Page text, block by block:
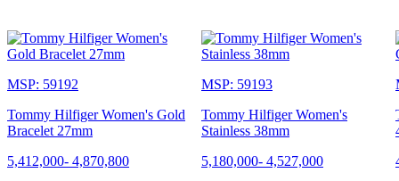
MSP: 59192
Tommy Hilfiger Women's Gold
Bracelet 27mm
5,412,000- 4,870,800
MSP: 59193
Tommy Hilfiger Women's
Stainless 38mm
5,180,000- 4,527,000